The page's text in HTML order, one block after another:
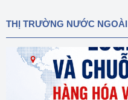
THỊ TRƯỜNG NƯỚC NGOÀI